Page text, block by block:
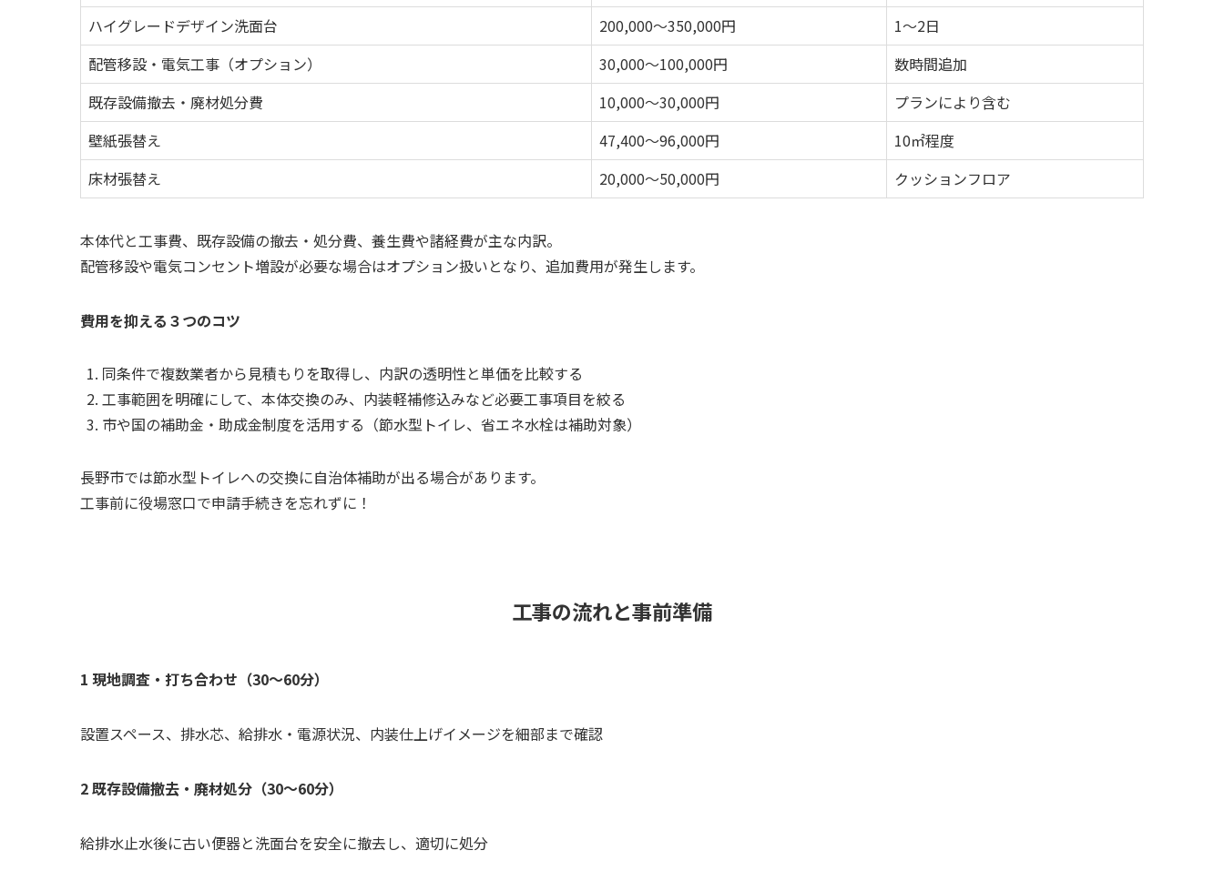
ハイグレードデザイン洗面台
200,000～350,000円
1～2日
配管移設・電気工事（オプション）
30,000～100,000円
数時間追加
既存設備撤去・廃材処分費
10,000～30,000円
プランにより含む
壁紙張替え
47,400～96,000円
10㎡程度
床材張替え
20,000～50,000円 クッションフロア
本体代と工事費、既存設備の撤去・処分費、養生費や諸経費が主な内訳。
配管移設や電気コンセント増設が必要な場合はオプション扱いとなり、追加費用が発生します。
費用を抑える３つのコツ
同条件で複数業者から見積もりを取得し、内訳の透明性と単価を比較する
工事範囲を明確にして、本体交換のみ、内装軽補修込みなど必要工事項目を絞る
市や国の補助金・助成金制度を活用する（節水型トイレ、省エネ水栓は補助対象）
長野市では節水型トイレへの交換に自治体補助が出る場合があります。
工事前に役場窓口で申請手続きを忘れずに！
工事の流れと事前準備
1 現地調査・打ち合わせ（30～60分）
設置スペース、排水芯、給排水・電源状況、内装仕上げイメージを細部まで確認
2 既存設備撤去・廃材処分（30～60分）
給排水止水後に古い便器と洗面台を安全に撤去し、適切に処分